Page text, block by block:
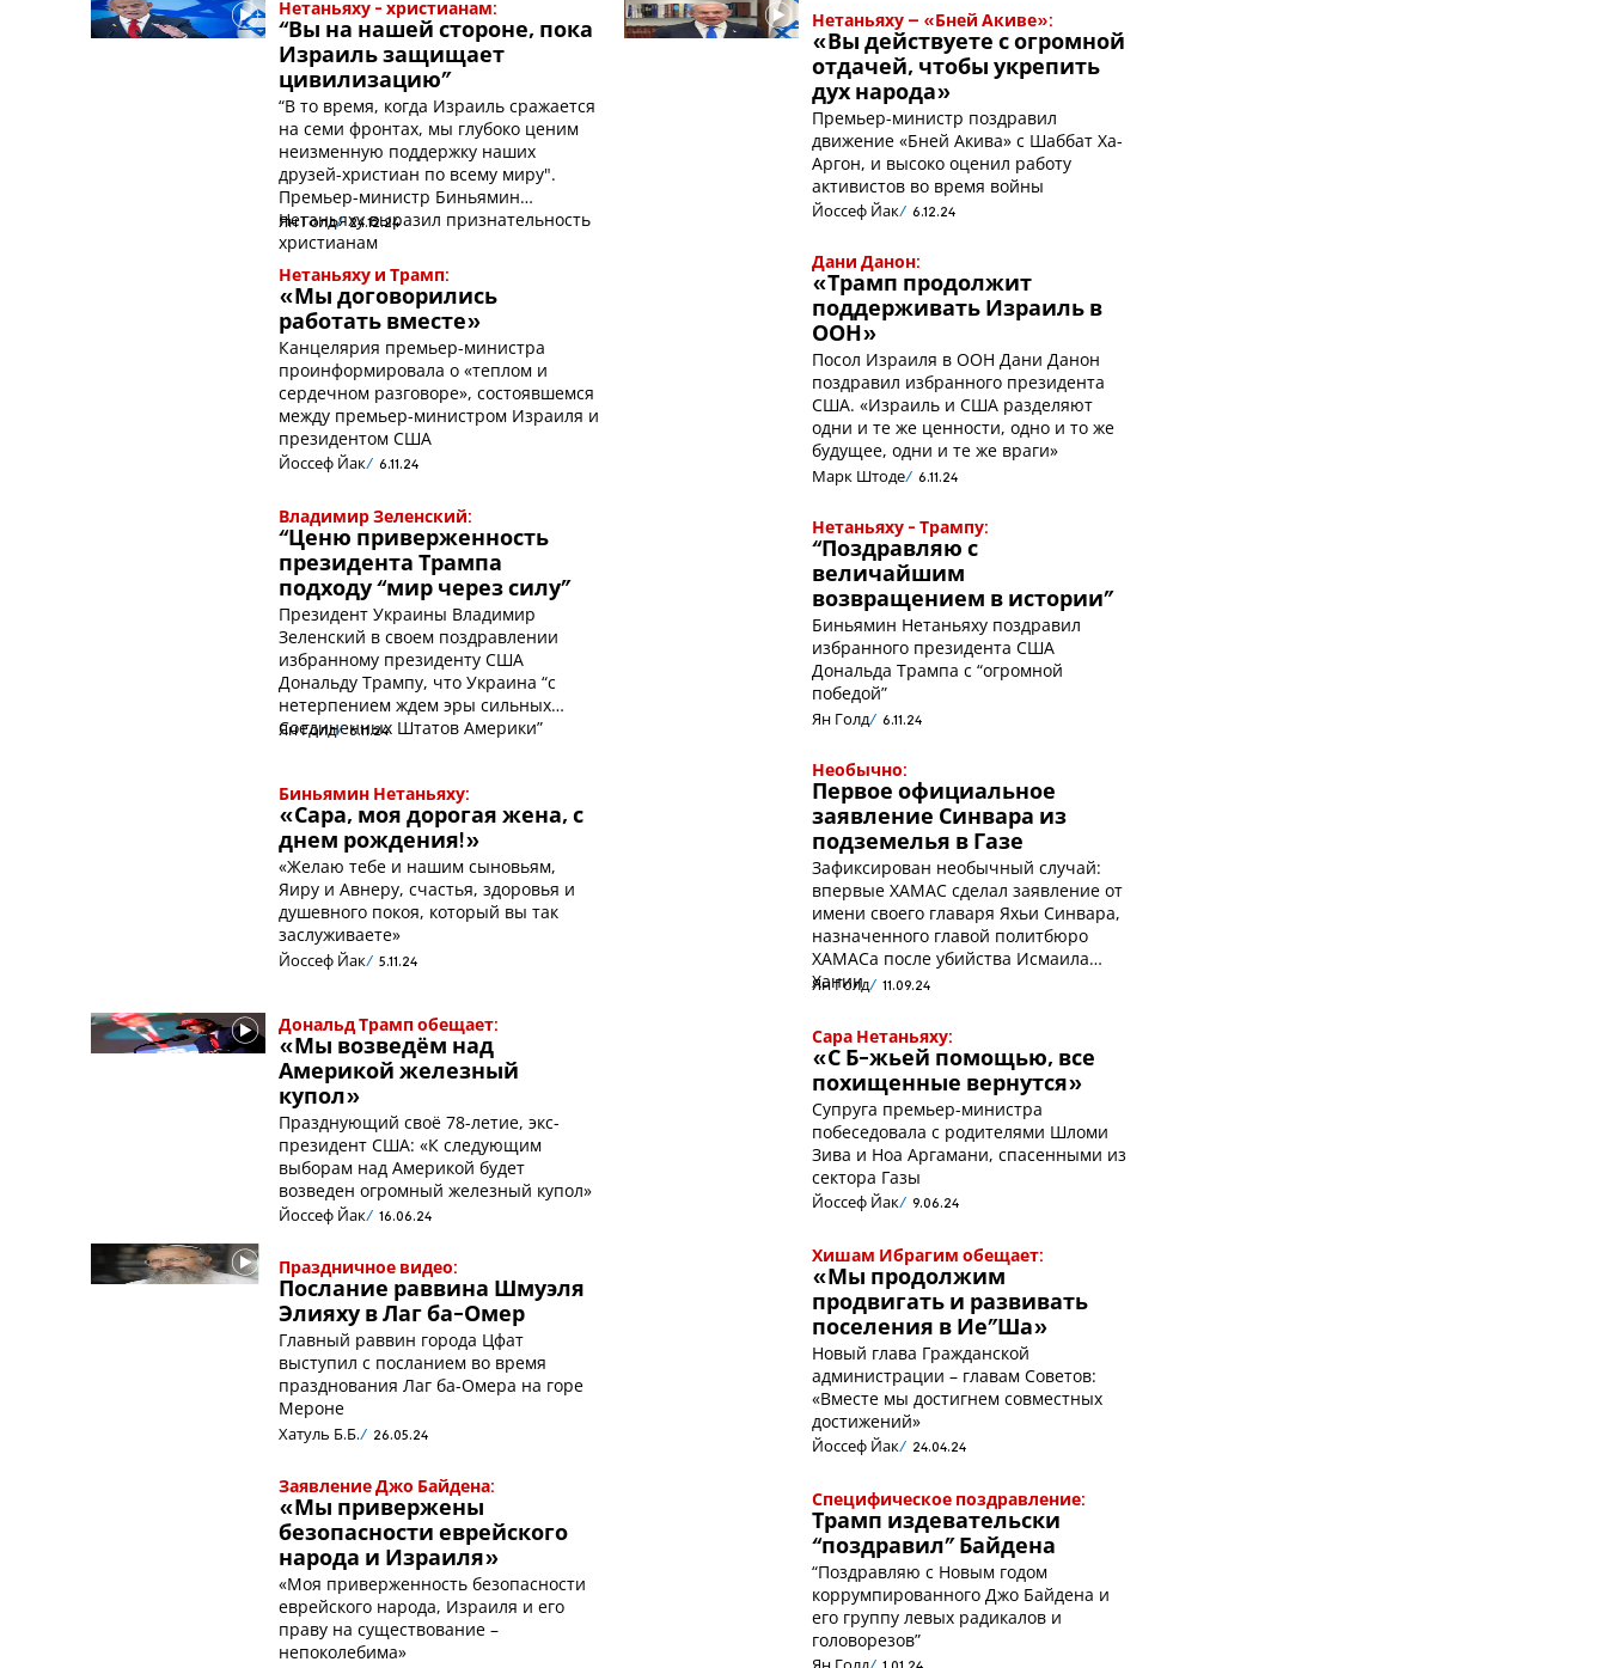
Нетаньяху - христианам:
“Вы на нашей стороне, пока
Израиль защищает
цивилизацию”
“В то время, когда Израиль сражается
на семи фронтах, мы глубоко ценим
неизменную поддержку наших
друзей-христиан по всему миру".
Премьер-министр Биньямин
Нетаньяху выразил признательность
христианам
Ян Голд 24.12.24
Нетаньяху – «Бней Акиве»:
«Вы действуете с огромной
отдачей, чтобы укрепить
дух народа»
Премьер-министр поздравил
движение «Бней Акива» с Шаббат Ха-
Аргон, и высоко оценил работу
активистов во время войны
Йоссеф Йак 6.12.24
Нетаньяху и Трамп:
«Мы договорились
работать вместе»
Канцелярия премьер-министра
проинформировала о «теплом и
сердечном разговоре», состоявшемся
между премьер-министром Израиля и
президентом США
Йоссеф Йак 6.11.24
Дани Данон:
«Трамп продолжит
поддерживать Израиль в
ООН»
Посол Израиля в ООН Дани Данон
поздравил избранного президента
США. «Израиль и США разделяют
одни и те же ценности, одно и то же
будущее, одни и те же враги»
Марк Штоде 6.11.24
Владимир Зеленский:
“Ценю приверженность
президента Трампа
подходу “мир через силу”
Президент Украины Владимир
Зеленский в своем поздравлении
избранному президенту США
Дональду Трампу, что Украина “с
нетерпением ждем эры сильных
Соединенных Штатов Америки”
Ян Голд 6.11.24
Нетаньяху - Трампу:
“Поздравляю с
величайшим
возвращением в истории”
Биньямин Нетаньяху поздравил
избранного президента США
Дональда Трампа с “огромной
победой”
Ян Голд 6.11.24
Биньямин Нетаньяху:
«Сара, моя дорогая жена, с
днем рождения!»
«Желаю тебе и нашим сыновьям,
Яиру и Авнеру, счастья, здоровья и
душевного покоя, который вы так
заслуживаете»
Йоссеф Йак 5.11.24
Необычно:
Первое официальное
заявление Синвара из
подземелья в Газе
Зафиксирован необычный случай:
впервые ХАМАС сделал заявление от
имени своего главаря Яхьи Синвара,
назначенного главой политбюро
ХАМАСа после убийства Исмаила
Хании
Ян Голд 11.09.24
Дональд Трамп обещает:
«Мы возведём над
Америкой железный
купол»
Празднующий своё 78-летие, экс-
президент США: «К следующим
выборам над Америкой будет
возведен огромный железный купол»
Йоссеф Йак 16.06.24
Сара Нетаньяху:
«С Б-жьей помощью, все
похищенные вернутся»
Супруга премьер-министра
побеседовала с родителями Шломи
Зива и Ноа Аргамани, спасенными из
сектора Газы
Йоссеф Йак 9.06.24
Праздничное видео:
Послание раввина Шмуэля
Элияху в Лаг ба-Омер
Главный раввин города Цфат
выступил с посланием во время
празднования Лаг ба-Омера на горе
Мероне
Хатуль Б.Б. 26.05.24
Хишам Ибрагим обещает:
«Мы продолжим
продвигать и развивать
поселения в Ие”Ша»
Новый глава Гражданской
администрации – главам Советов:
«Вместе мы достигнем совместных
достижений»
Йоссеф Йак 24.04.24
Заявление Джо Байдена:
«Мы привержены
безопасности еврейского
народа и Израиля»
«Моя приверженность безопасности
еврейского народа, Израиля и его
праву на существование –
непоколебима»
Специфическое поздравление:
Трамп издевательски
“поздравил” Байдена
“Поздравляю с Новым годом
коррумпированного Джо Байдена и
его группу левых радикалов и
головорезов”